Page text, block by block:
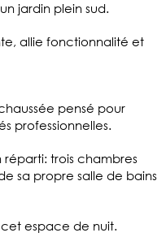
jardin plein sud.
allie fonctionnalité et
pensé pour
professionnelles.
trois chambres
sa propre salle de bains
espace de nuit.